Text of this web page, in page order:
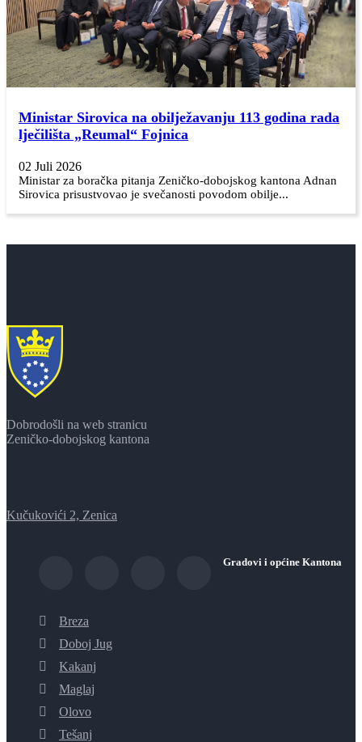
Ministar Sirovica na obilježavanju 113 godina rada
lječilišta „Reumal“ Fojnica
02 Juli 2026
Ministar za boračka pitanja Zeničko-dobojskog kantona Adnan
Sirovica prisustvovao je svečanosti povodom obilje...
Dobrodošli na web stranicu
Zeničko-dobojskog kantona
Kučukovići 2, Zenica
Gradovi i općine Kantona
Breza
Doboj Jug
Kakanj
Maglaj
Olovo
Tešanj